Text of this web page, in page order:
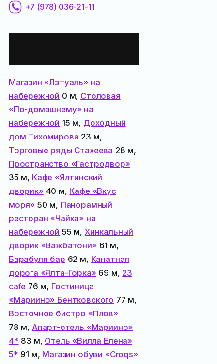
+7 (978) 036-21-11
Магазин «Лэтуаль» на
набережной 0 м, Столовая
«По-домашнему» на
набережной 15 м, Доходный
дом Тихомирова 23 м,
Торговые ряды Стахеева 28 м,
Пространство «Гастродвор»
35 м, Кафе «Ялтинский
дворик»40 м, Кафе «Вкус
моря» 50 м, Панорамный
ресторан «Чайка» на
набережной 55 м, Хинкальный
дворик «Важбатони»61 м,
Барабуля бар 62 м, Канатная
дорога «Ялта-Горка»69 м, 23
cafe 76 м, Гостиница
«Мариино» Бентковского 77 м,
Восточное бистро «Плов»
78 м, Апарт-отель «Мариино»
4* 83 м, Отель «Вилла Елена»
5* 91 м, Магазин обуви «Croqs»